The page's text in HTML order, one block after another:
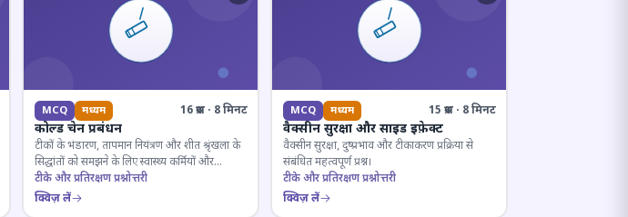
MCQ मध्यम 16 प्रश्न · 8 मिनट
कोल्ड चेन प्रबंधन
टीकों के भंडारण, तापमान नियंत्रण और शीत श्रृंखला के
सिद्धांतों को समझने के लिए स्वास्थ्य कर्मियों और
परीक्षार्थियों के लिए महत्वपूर्ण।
टीके और प्रतिरक्षण प्रश्नोत्तरी
क्विज़ लें
MCQ मध्यम 15 प्रश्न · 8 मिनट
वैक्सीन सुरक्षा और साइड इफ़ेक्ट
वैक्सीन सुरक्षा, दुष्प्रभाव और टीकाकरण प्रक्रिया से
संबंधित महत्वपूर्ण प्रश्न।
टीके और प्रतिरक्षण प्रश्नोत्तरी
क्विज़ लें